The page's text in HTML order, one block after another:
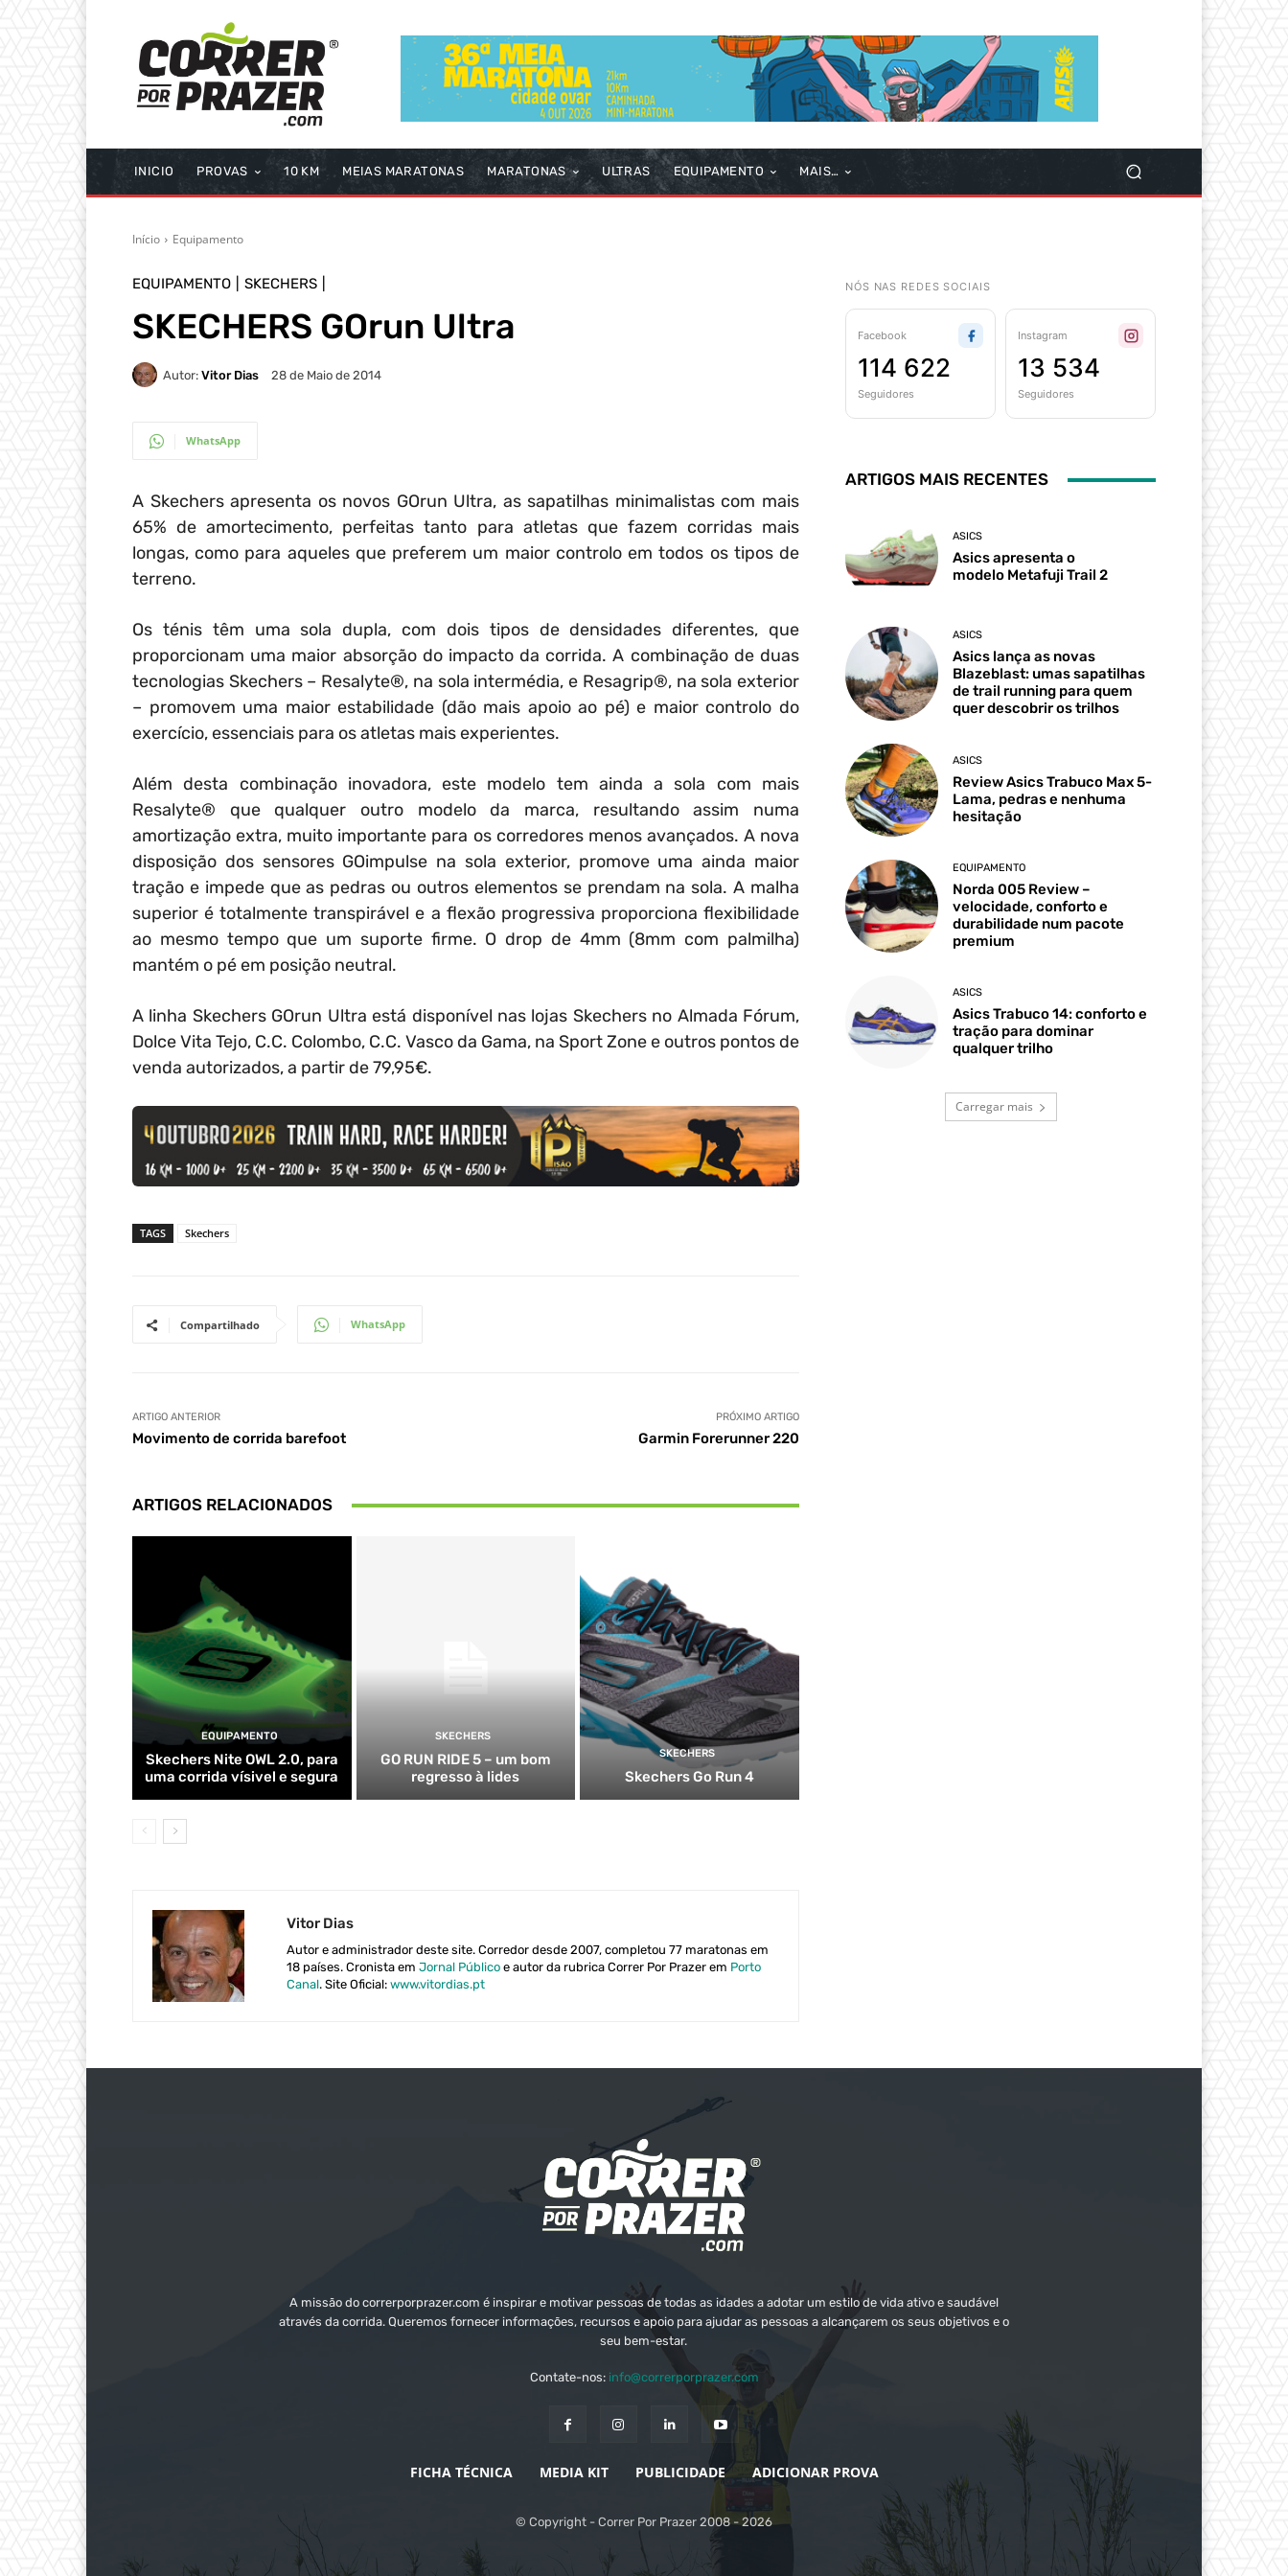
INICIO PROVAS 10 KM MEIAS MARATONAS MARATONAS ULTRAS EQUIPAMENTO MAIS…
Início Equipamento
EQUIPAMENTO SKECHERS
SKECHERS GOrun Ultra
Autor: Vitor Dias 28 de Maio de 2014
WhatsApp
A Skechers apresenta os novos GOrun Ultra, as sapatilhas minimalistas com mais
65% de amortecimento, perfeitas tanto para atletas que fazem corridas mais
longas, como para aqueles que preferem um maior controlo em todos os tipos de
terreno.
Os ténis têm uma sola dupla, com dois tipos de densidades diferentes, que
proporcionam uma maior absorção do impacto da corrida. A combinação de duas
tecnologias Skechers – Resalyte®, na sola intermédia, e Resagrip®, na sola exterior
– promovem uma maior estabilidade (dão mais apoio ao pé) e maior controlo do
exercício, essenciais para os atletas mais experientes.
Além desta combinação inovadora, este modelo tem ainda a sola com mais
Resalyte® que qualquer outro modelo da marca, resultando assim numa
amortização extra, muito importante para os corredores menos avançados. A nova
disposição dos sensores GOimpulse na sola exterior, promove uma ainda maior
tração e impede que as pedras ou outros elementos se prendam na sola. A malha
superior é totalmente transpirável e a flexão progressiva proporciona flexibilidade
ao mesmo tempo que um suporte firme. O drop de 4mm (8mm com palmilha)
mantém o pé em posição neutral.
A linha Skechers GOrun Ultra está disponível nas lojas Skechers no Almada Fórum,
Dolce Vita Tejo, C.C. Colombo, C.C. Vasco da Gama, na Sport Zone e outros pontos de
venda autorizados, a partir de 79,95€.
TAGS Skechers
Compartilhado WhatsApp
ARTIGO ANTERIOR
Movimento de corrida barefoot
PRÓXIMO ARTIGO
Garmin Forerunner 220
ARTIGOS RELACIONADOS
EQUIPAMENTO
Skechers Nite OWL 2.0, para
uma corrida vísivel e segura
SKECHERS
GO RUN RIDE 5 – um bom
regresso à lides
SKECHERS
Skechers Go Run 4
Vitor Dias
Autor e administrador deste site. Corredor desde 2007, completou 77 maratonas em
18 países. Cronista em Jornal Público e autor da rubrica Correr Por Prazer em Porto
Canal. Site Oficial: www.vitordias.pt
NÓS NAS REDES SOCIAIS
Facebook
114 622
Seguidores
Instagram
13 534
Seguidores
ARTIGOS MAIS RECENTES
ASICS
Asics apresenta o
modelo Metafuji Trail 2
ASICS
Asics lança as novas
Blazeblast: umas sapatilhas
de trail running para quem
quer descobrir os trilhos
ASICS
Review Asics Trabuco Max 5-
Lama, pedras e nenhuma
hesitação
EQUIPAMENTO
Norda 005 Review –
velocidade, conforto e
durabilidade num pacote
premium
ASICS
Asics Trabuco 14: conforto e
tração para dominar
qualquer trilho
Carregar mais
A missão do correrporprazer.com é inspirar e motivar pessoas de todas as idades a adotar um estilo de vida ativo e saudável
através da corrida. Queremos fornecer informações, recursos e apoio para ajudar as pessoas a alcançarem os seus objetivos e o
seu bem-estar.
Contate-nos: info@correrporprazer.com
FICHA TÉCNICA MEDIA KIT PUBLICIDADE ADICIONAR PROVA
© Copyright - Correr Por Prazer 2008 - 2026